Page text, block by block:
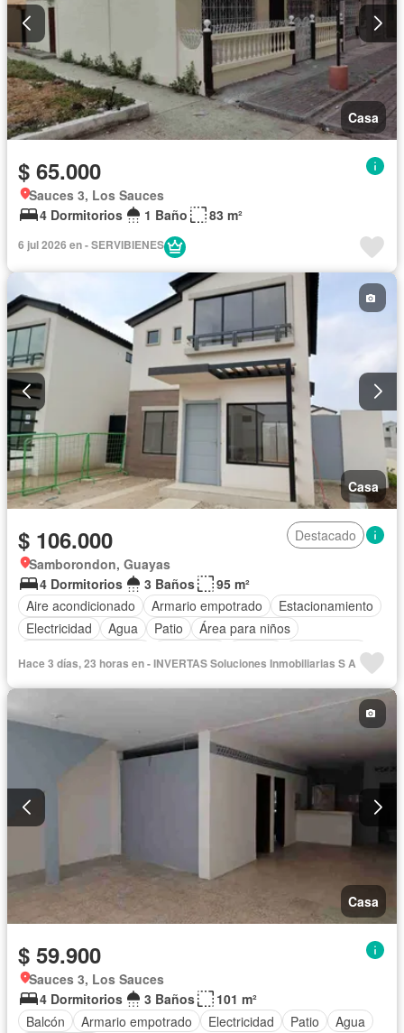
Casa
$ 65.000
Sauces 3, Los Sauces
4 Dormitorios
1 Baño 83 m²
6 jul 2026 en - SERVIBIENES
Casa
$ 106.000
Destacado
Samborondon, Guayas
4 Dormitorios
3 Baños
95 m²
Aire acondicionado
Armario empotrado
Estacionamiento
Electricidad
Agua Patio
Área para niños
Hace 3 días, 23 horas en - INVERTAS Soluciones Inmobiliarias S A
Casa
$ 59.900
Sauces 3, Los Sauces
4 Dormitorios
3 Baños
101 m²
Balcón
Armario empotrado Electricidad Patio
Agua